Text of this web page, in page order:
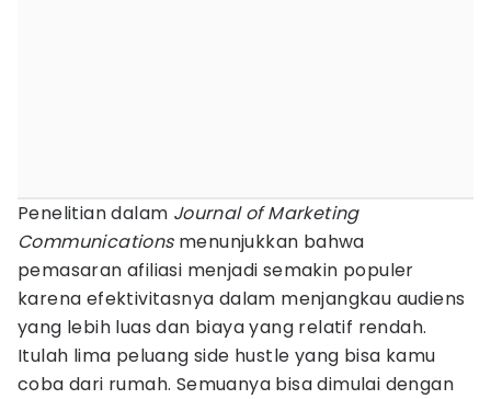
Penelitian dalam Journal of Marketing
Communicationsmenunjukkan bahwa
pemasaran afiliasi menjadi semakin populer
karena efektivitasnya dalam menjangkau audiens
yang lebih luas dan biaya yang relatif rendah.
Itulah lima peluang side hustle yang bisa kamu
coba dari rumah. Semuanya bisa dimulai dengan